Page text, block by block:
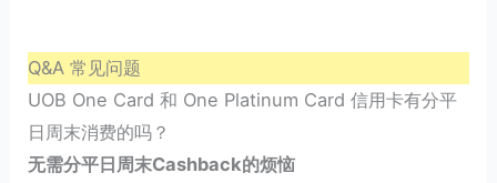
Q&A 常见问题
UOB One Card 和 One Platinum Card 信用卡有分平
日周末消费的吗？
无需分平日周末Cashback的烦恼